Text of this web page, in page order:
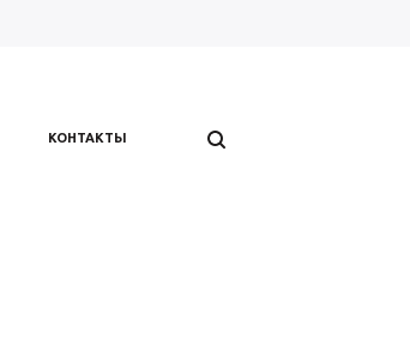
КОНТАКТЫ